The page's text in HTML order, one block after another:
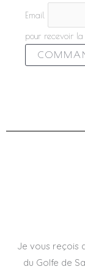
Email
pour recevoir
Je vous reçois
du Golfe de